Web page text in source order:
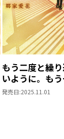
もう二度と繰
いように。も
君と死ぬ。
発売日:2025.11.01